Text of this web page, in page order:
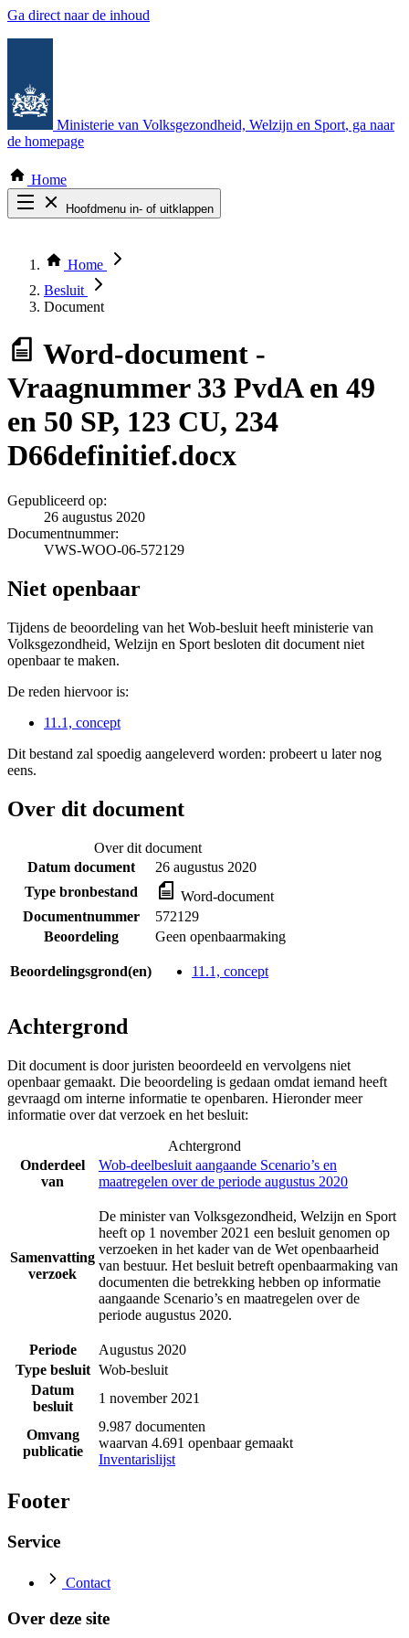
Ga direct naar de inhoud
Ministerie van Volksgezondheid, Welzijn en Sport, ga naar
de homepage
Home
Hoofdmenu in- of uitklappen
Thema COVID-19
Bekijk per bestuursorgaan
Home
Besluit
Document
Word-document -
Vraagnummer 33 PvdA en 49
en 50 SP, 123 CU, 234
D66definitief.docx
Gepubliceerd op:
26 augustus 2020
Documentnummer:
VWS-WOO-06-572129
Niet openbaar
Tijdens de beoordeling van het Wob-besluit heeft ministerie van
Volksgezondheid, Welzijn en Sport besloten dit document niet
openbaar te maken.
De reden hiervoor is:
11.1, concept
Dit bestand zal spoedig aangeleverd worden: probeert u later nog
eens.
Over dit document
Over dit document
Datum document
26 augustus 2020
Type bronbestand
Word-document
Documentnummer
572129
Beoordeling
Geen openbaarmaking
Beoordelingsgrond(en) 11.1, concept
Achtergrond
Dit document is door juristen beoordeeld en vervolgens niet
openbaar gemaakt. Die beoordeling is gedaan omdat iemand heeft
gevraagd om interne informatie te openbaren. Hieronder meer
informatie over dat verzoek en het besluit:
Achtergrond
Onderdeel
van
Wob-deelbesluit aangaande Scenario’s en
maatregelen over de periode augustus 2020
Samenvatting
verzoek
De minister van Volksgezondheid, Welzijn en Sport
heeft op 1 november 2021 een besluit genomen op
verzoeken in het kader van de Wet openbaarheid
van bestuur. Het besluit betreft openbaarmaking van
documenten die betrekking hebben op informatie
aangaande Scenario’s en maatregelen over de
periode augustus 2020.
Periode
Augustus 2020
Type besluit Wob-besluit
Datum
besluit
1 november 2021
Omvang
publicatie
9.987 documenten
waarvan 4.691 openbaar gemaakt
Inventarislijst
Footer
Service
Contact
Over deze site